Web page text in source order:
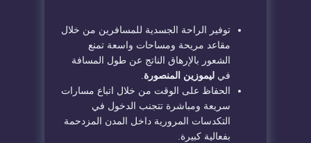
​توفير الراحة الجسدية للمسافرين من خلال
مقاعد مريحة ومساحات واسعة تمنع
الشعور بالإرهاق الناتج عن طول المسافة
في ليموزين المنصورة.
​الحفاظ على الوقت من خلال اتباع مسارات
سريعة ومباشرة تتجنب الدخول في
التكدسات المرورية داخل المدن المزدحمة
بفعالية كبيرة.